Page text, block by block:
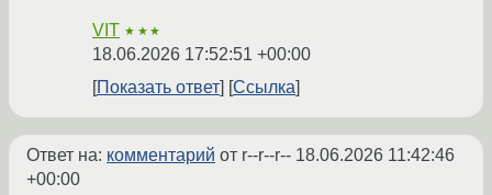
VIT ★★★
18.06.2026 17:52:51 +00:00
Показать ответ
Ссылка
Ответ на: комментарий от r--r--r-- 18.06.2026 11:42:46
+00:00